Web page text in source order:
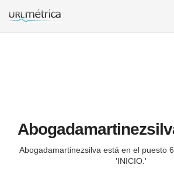
Abogadamartinezsilva está en el puesto
'INICIO.'